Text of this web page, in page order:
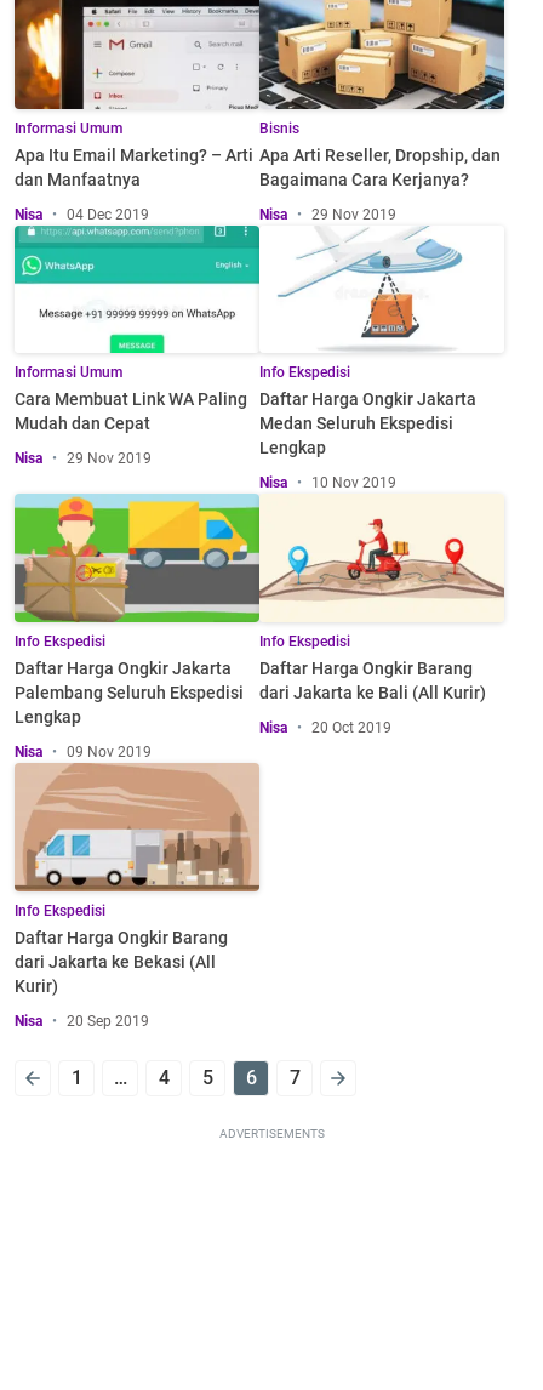
Informasi Umum
Apa Itu Email Marketing? – Arti
dan Manfaatnya
Nisa 04 Dec 2019
Bisnis
Apa Arti Reseller, Dropship, dan
Bagaimana Cara Kerjanya?
Nisa 29 Nov 2019
Informasi Umum
Cara Membuat Link WA Paling
Mudah dan Cepat
Nisa 29 Nov 2019
Info Ekspedisi
Daftar Harga Ongkir Jakarta
Medan Seluruh Ekspedisi
Lengkap
Nisa 10 Nov 2019
Info Ekspedisi
Daftar Harga Ongkir Jakarta
Palembang Seluruh Ekspedisi
Lengkap
Nisa 09 Nov 2019
Info Ekspedisi
Daftar Harga Ongkir Barang
dari Jakarta ke Bali (All Kurir)
Nisa 20 Oct 2019
Info Ekspedisi
Daftar Harga Ongkir Barang
dari Jakarta ke Bekasi (All
Kurir)
Nisa 20 Sep 2019
1 … 4 5 6 7
ADVERTISEMENTS